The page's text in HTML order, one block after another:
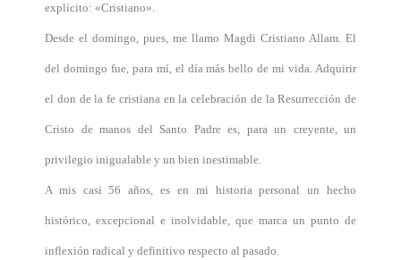
explícito: «Cristiano».
Desde el domingo, pues, me llamo Magdi Cristiano Allam. El
del domingo fue, para mí, el día más bello de mi vida. Adquirir
el don de la fe cristiana en la celebración de la Resurrección de
Cristo de manos del Santo Padre es, para un creyente, un
privilegio inigualable y un bien inestimable.
A mis casi 56 años, es en mi historia personal un hecho
histórico, excepcional e inolvidable, que marca un punto de
inflexión radical y definitivo respecto al pasado.